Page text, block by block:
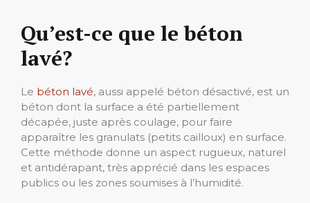
Qu’est-ce que le béton
lavé?
Le béton lavé, aussi appelé béton désactivé, est un
béton dont la surface a été partiellement
décapée, juste après coulage, pour faire
apparaître les granulats (petits cailloux) en surface.
Cette méthode donne un aspect rugueux, naturel
et antidérapant, très apprécié dans les espaces
publics ou les zones soumises à l’humidité.